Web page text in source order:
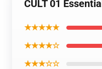
CULT 01
★★★★★
★★★★☆
★★★☆☆